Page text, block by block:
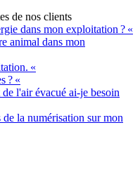
de nos clients
dans mon exploitation ? «
animal dans mon
«
? «
l'air évacué ai-je besoin
de la numérisation sur mon